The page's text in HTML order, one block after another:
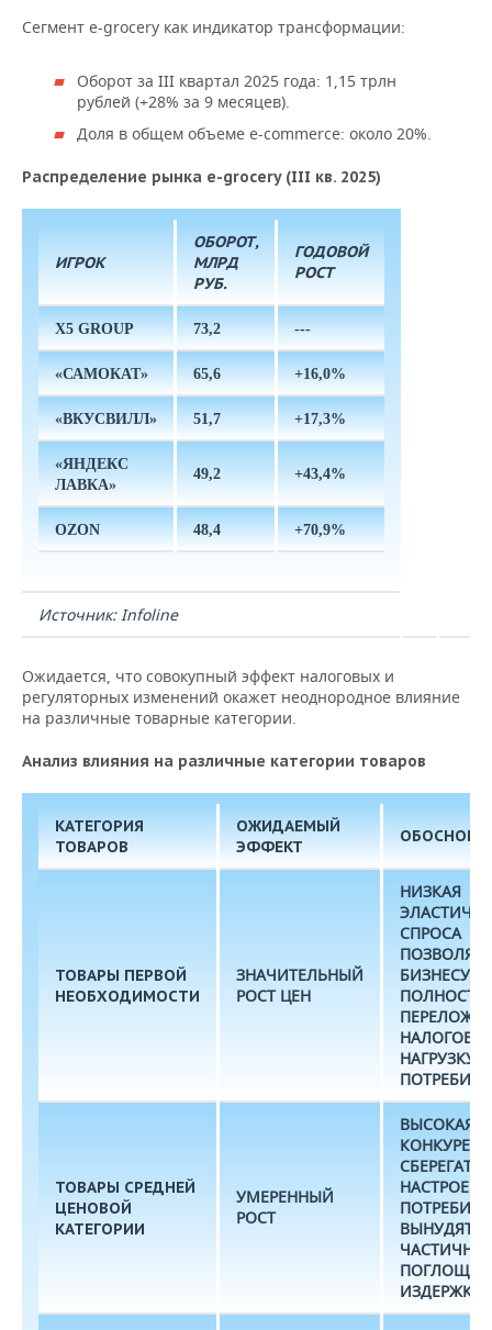
Сегмент e-grocery как индикатор трансформации:
Оборот за III квартал 2025 года: 1,15 трлн
рублей (+28% за 9 месяцев).
Доля в общем объеме e-commerce: около 20%.
Распределение рынка e-grocery (III кв. 2025)
ИГРОК
ОБОРОТ,
МЛРД
РУБ.
ГОДОВОЙ
РОСТ
X5 GROUP 73,2 ---
«САМОКАТ» 65,6 +16,0%
«ВКУСВИЛЛ» 51,7 +17,3%
«ЯНДЕКС
ЛАВКА»
49,2 +43,4%
OZON 48,4 +70,9%
Источник: Infoline
Ожидается, что совокупный эффект налоговых и
регуляторных изменений окажет неоднородное влияние
на различные товарные категории.
Анализ влияния на различные категории товаров
КАТЕГОРИЯ
ТОВАРОВ
ОЖИДАЕМЫЙ
ЭФФЕКТ
ТОВАРЫ ПЕРВОЙ
НЕОБХОДИМОСТИ
ЗНАЧИТЕЛЬНЫЙ
РОСТ ЦЕН
НИЗКАЯ
СПРОСА
ПОЗВОЛЯЕТ
БИЗНЕСУ
НАГРУЗКУ
ТОВАРЫ СРЕДНЕЙ
ЦЕНОВОЙ
КАТЕГОРИИ
УМЕРЕННЫЙ
РОСТ
ВЫСОКАЯ
ВЫНУДЯТ
ЧАСТИЧНО
ИЗДЕРЖКИ